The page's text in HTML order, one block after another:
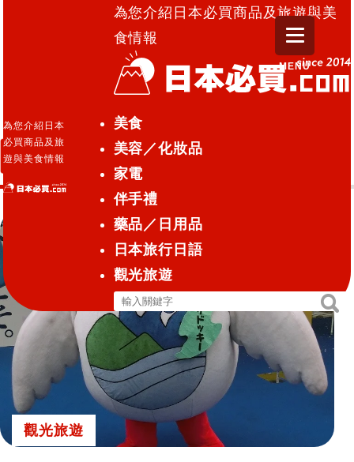
為您介紹日本
必買商品及旅
遊與美食情報
為您介紹日本必買商品及旅遊與美
食情報
美食
美容／化妝品
家電
伴手禮
藥品／日用品
日本旅行日語
觀光旅遊
搜
尋
關
鍵
字:
搜
尋
MENU
新潟縣
觀光旅遊